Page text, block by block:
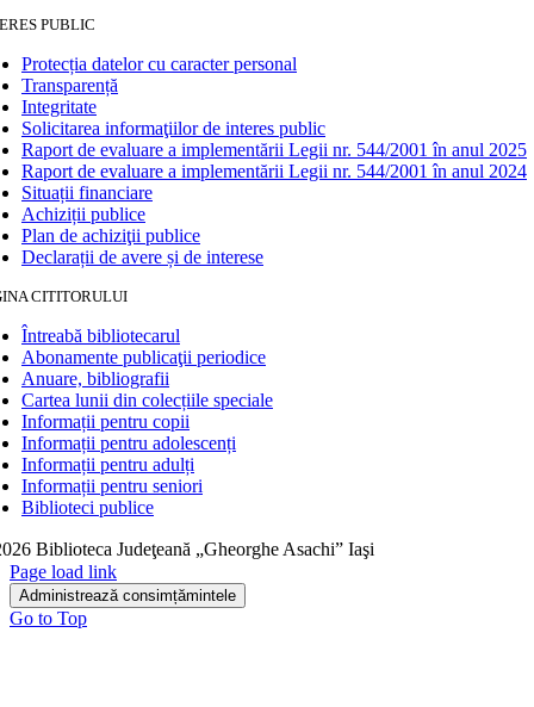
PUBLIC
Protecția datelor cu caracter personal
Transparență
Integritate
Solicitarea informaţiilor de interes public
Raport de evaluare a implementării Legii nr. 544/2001 în anul 2025
Raport de evaluare a implementării Legii nr. 544/2001 în anul 2024
Situații financiare
Achiziții publice
Plan de achiziţii publice
Declarații de avere și de interese
CITITORULUI
Întreabă bibliotecarul
Abonamente publicaţii periodice
Anuare, bibliografii
Cartea lunii din colecțiile speciale
Informații pentru copii
Informații pentru adolescenți
Informații pentru adulți
Informații pentru seniori
Biblioteci publice
Biblioteca Judeţeană „Gheorghe Asachi” Iaşi
Page load link
Administrează consimțămintele
Go to Top